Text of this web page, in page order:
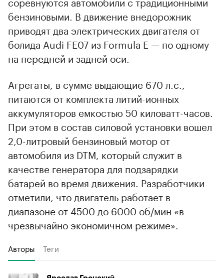
бензиновыми. В движение внедорожник
приводят два электрических двигателя от
болида Audi FE07 из Formula E — по одному
на передней и задней оси.
Агрегаты, в сумме выдающие 670 л.с.,
питаются от комплекта литий-ионных
аккумуляторов емкостью 50 киловатт-часов.
При этом в состав силовой установки вошел
2,0-литровый бензиновый мотор от
автомобиля из DTM, который служит в
качестве генератора для подзарядки
батарей во время движения. Разработчики
отметили, что двигатель работает в
диапазоне от 4500 до 6000 об/мин «в
чрезвычайно экономичном режиме».
Авторы Теги